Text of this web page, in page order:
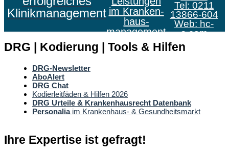
Klinikmanagement im Kranken­
haus­
management
Tel: 0211
13866-604
Web: hc-
s.com
DRG | Kodierung | Tools & Hilfen
DRG-Newsletter
AboAlert
DRG Chat
Kodierleitfäden & Hilfen 2026
DRG Urteile & Krankenhausrecht Datenbank
Personaliaim Krankenhaus- & Gesundheitsmarkt
Ihre Expertise ist gefragt!